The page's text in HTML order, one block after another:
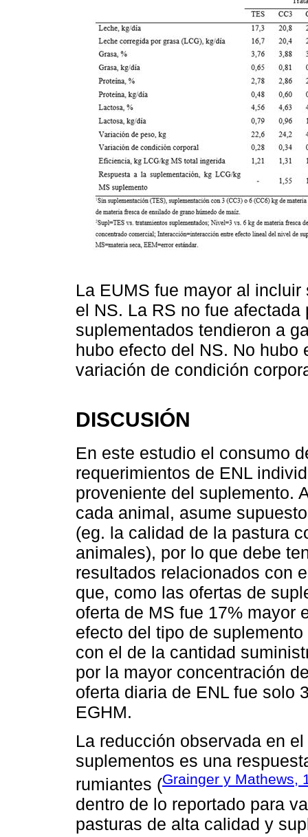
La EUMS fue mayor al
el NS. La RS no fue
suplementados tendieron a
hubo efecto del NS. No hubo
variación de condición
DISCUSIÓN
En este estudio el consumo
requerimientos de ENL
proveniente del suplemento.
cada animal, asume
(eg. la calidad de la pastura
animales), por lo que debe
resultados relacionados con
que, como las ofertas de
oferta de MS fue 17% mayor
efecto del tipo de
con el de la cantidad
por la mayor concentración
oferta diaria de ENL fue solo
EGHM.
La reducción observada en
suplementos es una
rumiantes (Grainger y Mathews,
dentro de lo reportado para
pasturas de alta calidad y